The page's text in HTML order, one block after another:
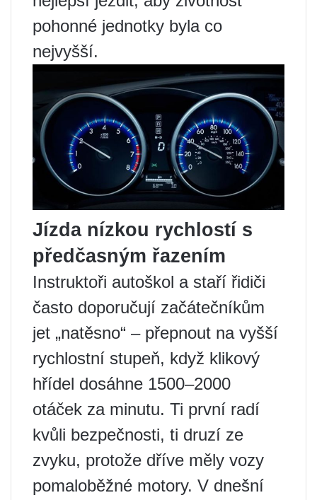
pohonné jednotky byla co
nejvyšší.
Jízda nízkou rychlostí s
předčasným řazením
Instruktoři autoškol a staří řidiči
často doporučují začátečníkům
jet „natěsno“ – přepnout na vyšší
rychlostní stupeň, když klikový
hřídel dosáhne 1500–2000
otáček za minutu. Ti první radí
kvůli bezpečnosti, ti druzí ze
zvyku, protože dříve měly vozy
pomaloběžné motory. V dnešní